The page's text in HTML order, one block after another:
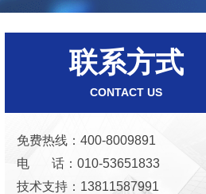
联系方式
CONTACT US
免费热线：400-8009891
电 话：010-53651833
技术支持：13811587991